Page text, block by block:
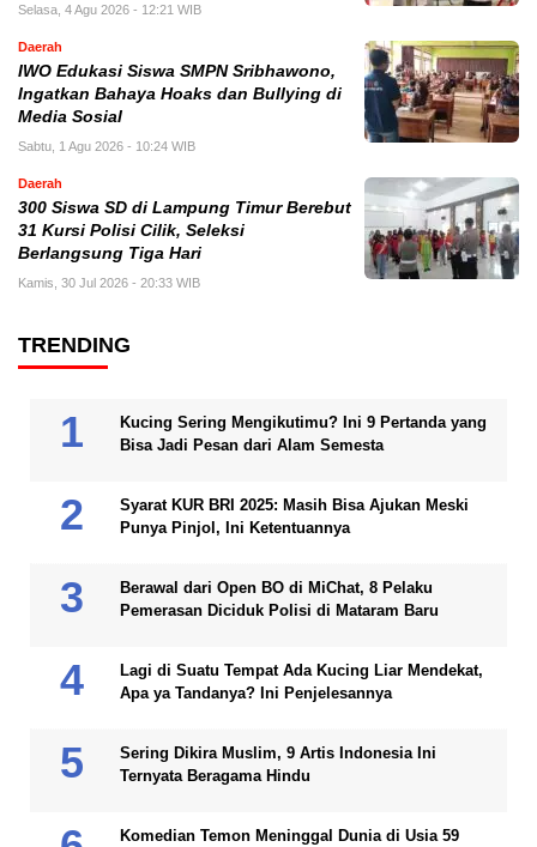
Selasa, 4 Agu 2026 - 12:21 WIB
Daerah
IWO Edukasi Siswa SMPN Sribhawono,
Ingatkan Bahaya Hoaks dan Bullying di
Media Sosial
Sabtu, 1 Agu 2026 - 10:24 WIB
Daerah
300 Siswa SD di Lampung Timur Berebut
31 Kursi Polisi Cilik, Seleksi
Berlangsung Tiga Hari
Kamis, 30 Jul 2026 - 20:33 WIB
TRENDING
Kucing Sering Mengikutimu? Ini 9 Pertanda yang
Bisa Jadi Pesan dari Alam Semesta
Syarat KUR BRI 2025: Masih Bisa Ajukan Meski
Punya Pinjol, Ini Ketentuannya
Berawal dari Open BO di MiChat, 8 Pelaku
Pemerasan Diciduk Polisi di Mataram Baru
Lagi di Suatu Tempat Ada Kucing Liar Mendekat,
Apa ya Tandanya? Ini Penjelesannya
Sering Dikira Muslim, 9 Artis Indonesia Ini
Ternyata Beragama Hindu
Komedian Temon Meninggal Dunia di Usia 59